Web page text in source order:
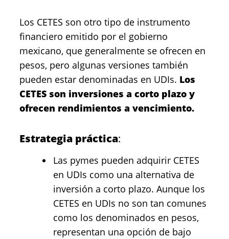
Los CETES son otro tipo de instrumento
financiero emitido por el gobierno
mexicano, que generalmente se ofrecen en
pesos, pero algunas versiones también
pueden estar denominadas en UDIs. Los
CETES son inversiones a corto plazo y
ofrecen rendimientos a vencimiento.
Estrategia práctica:
Las pymes pueden adquirir CETES
en UDIs como una alternativa de
inversión a corto plazo. Aunque los
CETES en UDIs no son tan comunes
como los denominados en pesos,
representan una opción de bajo